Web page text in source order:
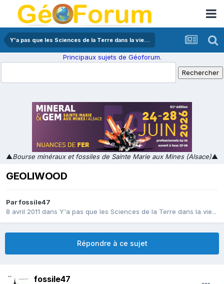
Y'a pas que les Sciences de la Terre dans la vie...
Principaux sujets de Géoforum.
▲Bourse minéraux et fossiles de Sainte Marie aux Mines (Alsace)▲
GEOLIWOOD
Parfossile47
8 avril 2011 dans Y'a pas que les Sciences de la Terre dans la vie...
Répondre à ce sujet
fossile47